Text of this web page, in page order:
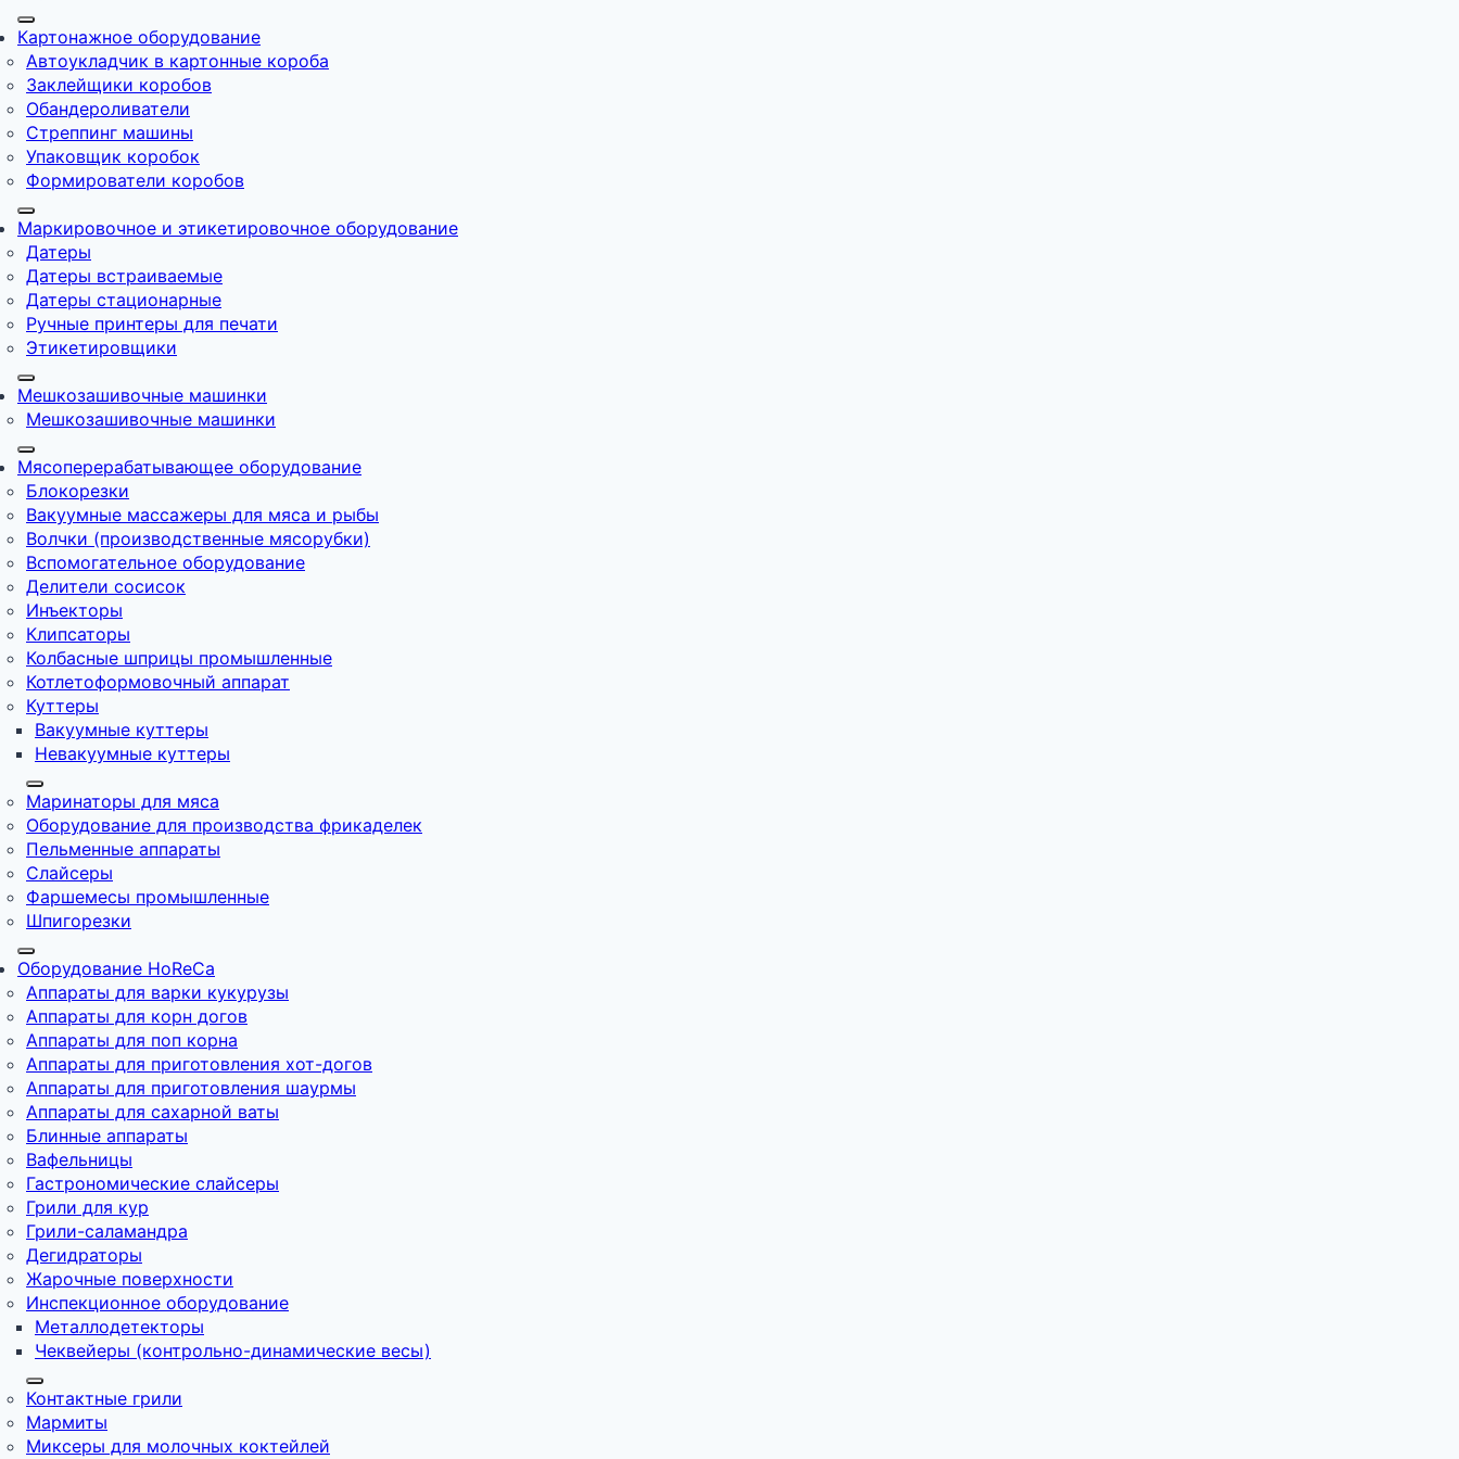
Картонажное оборудование
Автоукладчик в картонные короба
Заклейщики коробов
Обандероливатели
Стреппинг машины
Упаковщик коробок
Формирователи коробов
Маркировочное и этикетировочное оборудование
Датеры
Датеры встраиваемые
Датеры стационарные
Ручные принтеры для печати
Этикетировщики
Мешкозашивочные машинки
Мешкозашивочные машинки
Мясоперерабатывающее оборудование
Блокорезки
Вакуумные массажеры для мяса и рыбы
Волчки (производственные мясорубки)
Вспомогательное оборудование
Делители сосисок
Инъекторы
Клипсаторы
Колбасные шприцы промышленные
Котлетоформовочный аппарат
Куттеры
Вакуумные куттеры
Невакуумные куттеры
Маринаторы для мяса
Оборудование для производства фрикаделек
Пельменные аппараты
Слайсеры
Фаршемесы промышленные
Шпигорезки
Оборудование HoReCa
Аппараты для варки кукурузы
Аппараты для корн догов
Аппараты для поп корна
Аппараты для приготовления хот-догов
Аппараты для приготовления шаурмы
Аппараты для сахарной ваты
Блинные аппараты
Вафельницы
Гастрономические слайсеры
Грили для кур
Грили-саламандра
Дегидраторы
Жарочные поверхности
Инспекционное оборудование
Металлодетекторы
Чеквейеры (контрольно-динамические весы)
Контактные грили
Мармиты
Миксеры для молочных коктейлей